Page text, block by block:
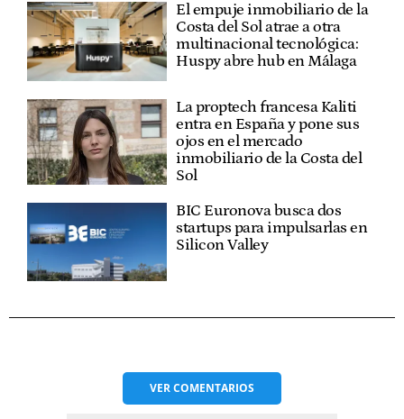
El empuje inmobiliario de la
Costa del Sol atrae a otra
multinacional tecnológica:
Huspy abre hub en Málaga
La proptech francesa Kaliti
entra en España y pone sus
ojos en el mercado
inmobiliario de la Costa del
Sol
BIC Euronova busca dos
startups para impulsarlas en
Silicon Valley
VERCOMENTARIOS